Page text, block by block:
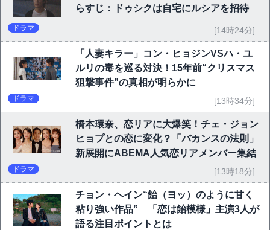
らすじ：ドゥシクは自宅にルシアを招待
ドラマ [14時24分]
「人妻キラー」コン・ヒョジンVSハ・ユ
ルリの毒を巡る対決！15年前“クリスマス
狙撃事件”の真相が明らかに
ドラマ [13時34分]
橋本環奈、恋リアに大爆笑！チェ・ジョン
ヒョプとの恋に変化？「バカンスの法則」
新展開にABEMA人気恋リアメンバー集結
ドラマ [13時18分]
チョン・ヘイン“飴（ヨッ）のように甘く
粘り強い作品” 「恋は飴模様」主演3人が
語る注目ポイントとは